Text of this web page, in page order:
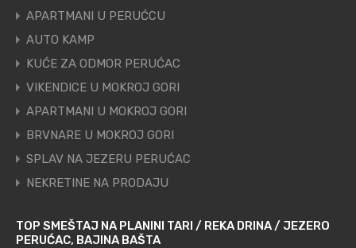
APARTMANI U PERUĆCU
AUTO KAMP
KUĆE ZA ODMOR PERUĆAC
VIKENDICE U MOKROJ GORI
APARTMANI U MOKROJ GORI
BRVNARE U MOKROJ GORI
SPLAV NA JEZERU PERUĆAC
NEKRETINE NA PRODAJU
TOP SMEŠTAJ NA PLANINI TARI / REKA DRINA / JEZERO
PERUĆAC, BAJINA BAŠTA